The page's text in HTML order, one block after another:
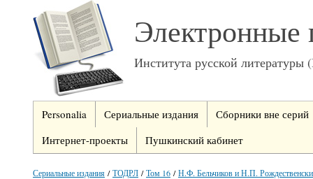
Электронные
Института русской
Personalia Сериальные издания
Сборники вне серий
Интернет-проекты
Пушкинский кабинет
Сериальные издания /ТОДРЛ /Том 16 /Н.Ф. Бельчиков и Н.П.